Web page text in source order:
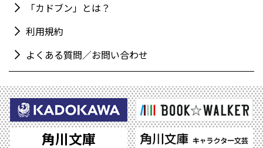
「カドブン」とは？
利用規約
よくある質問／お問い合わせ